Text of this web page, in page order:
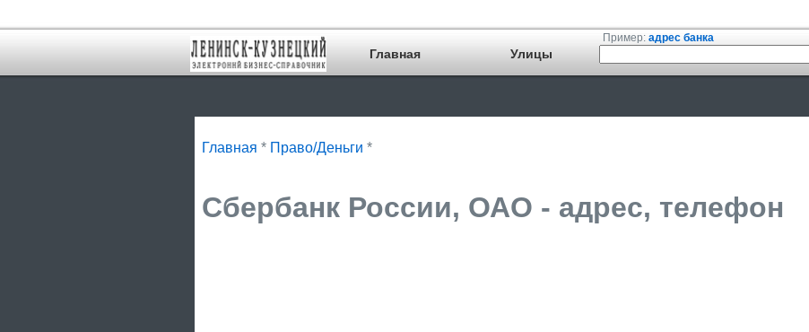
Пример: адрес банка
Главная Улицы
Главная * Право/Деньги *
Сбербанк России, ОАО - адрес, телефон